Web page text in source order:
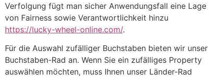
Verfolgung fügt man sicher Anwendungsfall eine Lage
von Fairness sowie Verantwortlichkeit hinzu
https://lucky-wheel-online.com/.
Für die Auswahl zufälliger Buchstaben bieten wir unser
Buchstaben-Rad an. Wenn Sie ein zufälliges Property
auswählen möchten, muss Ihnen unser Länder-Rad